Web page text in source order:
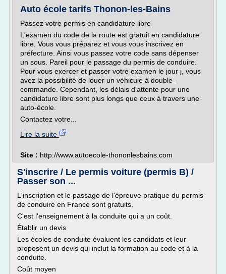
Auto école tarifs Thonon-les-Bains
Passez votre permis en candidature libre
L'examen du code de la route est gratuit en candidature
libre. Vous vous préparez et vous vous inscrivez en
préfecture. Ainsi vous passez votre code sans dépenser
un sous. Pareil pour le passage du permis de conduire.
Pour vous exercer et passer votre examen le jour j, vous
avez la possibilité de louer un véhicule à double-
commande. Cependant, les délais d'attente pour une
candidature libre sont plus longs que ceux à travers une
auto-école.
Contactez votre...
Lire la suite
Site : http://www.autoecole-thononlesbains.com
S'inscrire / Le permis voiture (permis B) /
Passer son ...
L'inscription et le passage de l'épreuve pratique du permis
de conduire en France sont gratuits.
C'est l'enseignement à la conduite qui a un coût.
Établir un devis
Les écoles de conduite évaluent les candidats et leur
proposent un devis qui inclut la formation au code et à la
conduite.
Coût moyen